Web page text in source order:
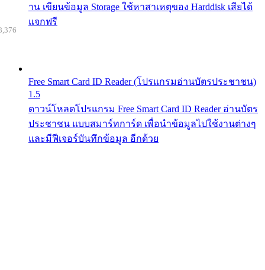
าน เขียนข้อมูล Storage ใช้หาสาเหตุของ Harddisk เสียได้
แจกฟรี
Free Smart Card ID Reader (โปรแกรมอ่านบัตรประชาชน)
1.5
ดาวน์โหลดโปรแกรม Free Smart Card ID Reader อ่านบัตร
ประชาชน แบบสมาร์ทการ์ด เพื่อนำข้อมูลไปใช้งานต่างๆ
และมีฟีเจอร์บันทึกข้อมูล อีกด้วย